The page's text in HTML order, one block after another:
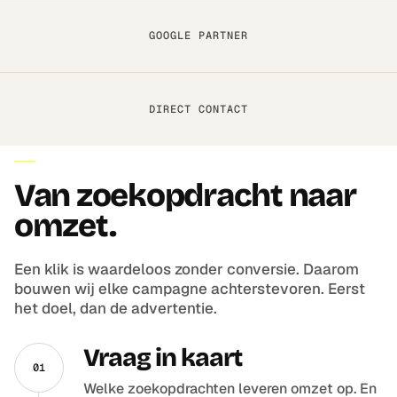
GOOGLE PARTNER
DIRECT CONTACT
Van zoekopdracht naar
omzet.
Een klik is waardeloos zonder conversie. Daarom
bouwen wij elke campagne achterstevoren. Eerst
het doel, dan de advertentie.
01 Vraag in kaart
Welke zoekopdrachten leveren omzet op. En